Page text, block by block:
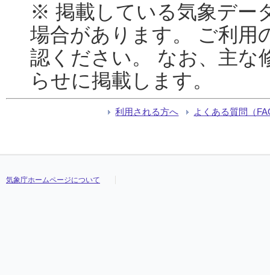
※ 掲載している気象デー
場合があります。 ご利用
認ください。 なお、主な
らせに掲載します。
利用される方へ よくある質問（
気象庁ホームページについて